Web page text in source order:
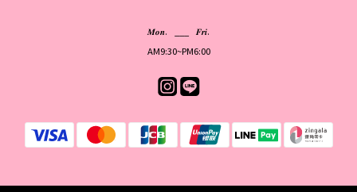
𝑴𝒐𝒏. ___ 𝑭𝒓𝒊.
AM9:30~PM6:00